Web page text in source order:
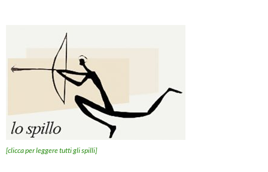
[clicca per leggere tutti gli spilli]